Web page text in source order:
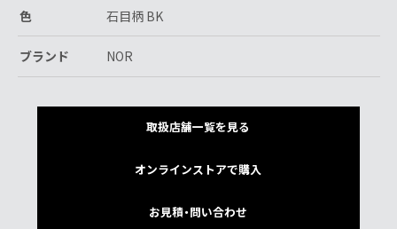
色 石目柄 BK
ブランド NOR
取扱店舗一覧を見る
オンラインストアで購入
お見積・問い合わせ